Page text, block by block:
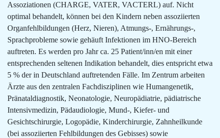
Assoziationen (CHARGE, VATER, VACTERL) auf. Nicht
optimal behandelt, können bei den Kindern neben assoziierten
Organfehlbildungen (Herz, Nieren), Atmungs-, Ernährungs-,
Sprachprobleme sowie gehäuft Infektionen im HNO-Bereich
auftreten. Es werden pro Jahr ca. 25 Patient/inn/en mit einer
entsprechenden seltenen Indikation behandelt, dies entspricht etwa
5 % der in Deutschland auftretenden Fälle. Im Zentrum arbeiten
Ärzte aus den zentralen Fachdisziplinen wie Humangenetik,
Pränataldiagnostik, Neonatologie, Neuropädiatrie, pädiatrische
Intensivmedizin, Pädaudiologie, Mund-, Kiefer- und
Gesichtschirurgie, Logopädie, Kinderchirurgie, Zahnheilkunde
(bei assoziierten Fehlbildungen des Gebisses) sowie